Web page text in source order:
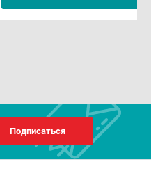
Подписаться